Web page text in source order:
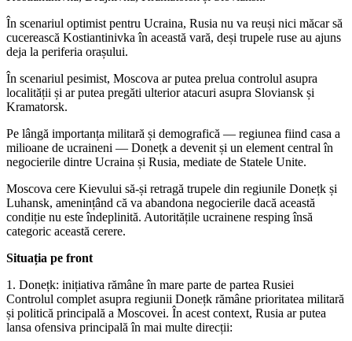
În scenariul optimist pentru Ucraina, Rusia nu va reuși nici măcar să
cucerească Kostiantinivka în această vară, deși trupele ruse au ajuns
deja la periferia orașului.
În scenariul pesimist, Moscova ar putea prelua controlul asupra
localității și ar putea pregăti ulterior atacuri asupra Sloviansk și
Kramatorsk.
Pe lângă importanța militară și demografică — regiunea fiind casa a
milioane de ucraineni — Donețk a devenit și un element central în
negocierile dintre Ucraina și Rusia, mediate de Statele Unite.
Moscova cere Kievului să-și retragă trupele din regiunile Donețk și
Luhansk, amenințând că va abandona negocierile dacă această
condiție nu este îndeplinită. Autoritățile ucrainene resping însă
categoric această cerere.
Situația pe front
1. Donețk: inițiativa rămâne în mare parte de partea Rusiei
Controlul complet asupra regiunii Donețk rămâne prioritatea militară
și politică principală a Moscovei. În acest context, Rusia ar putea
lansa ofensiva principală în mai multe direcții: